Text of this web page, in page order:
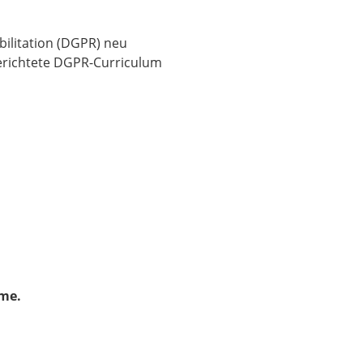
(DGPR) neu
DGPR-Curriculum